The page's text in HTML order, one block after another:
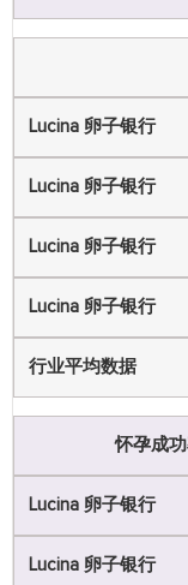
怀孕成